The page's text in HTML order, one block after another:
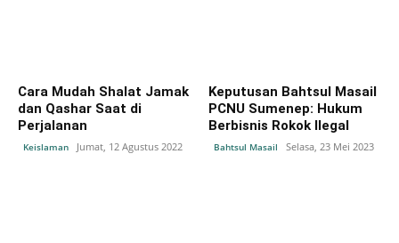
Cara Mudah Shalat Jamak
dan Qashar Saat di
Perjalanan
Keislaman Jumat, 12 Agustus 2022
Keputusan Bahtsul Masail
PCNU Sumenep: Hukum
Berbisnis Rokok Ilegal
Bahtsul Masail Selasa, 23 Mei 2023